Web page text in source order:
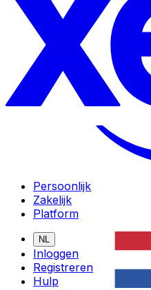
Persoonlijk
Zakelijk
Platform
NL
Inloggen
Registreren
Hulp